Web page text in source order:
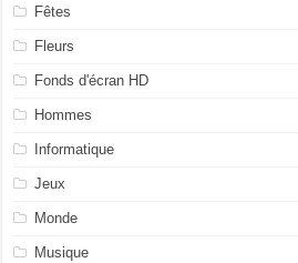
Fêtes
Fleurs
Fonds d'écran HD
Hommes
Informatique
Jeux
Monde
Musique